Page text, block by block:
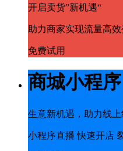
开启卖货”新机遇“
助力商家实现流量高
免费试用
商城小程序
生意新机遇，助力线
小程序直播 快速开店